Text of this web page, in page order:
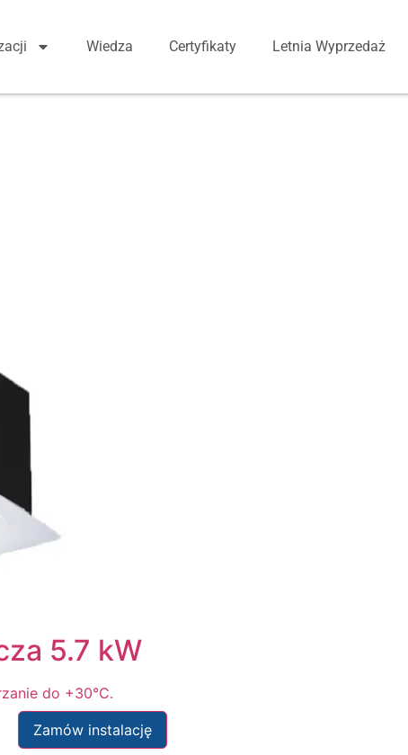
Wiedza Certyfikaty Letnia Wyprzedaż
5.7 kW
do +30°C.
Zamów instalację